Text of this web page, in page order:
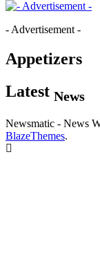
- Advertisement -
Appetizers
Latest News
Newsmatic - News
BlazeThemes.